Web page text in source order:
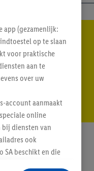
app (gezamenlijk:
op te slaan
voor praktische
aan te
over uw
account aanmaakt
online
diensten van
ook
SA beschikt en die